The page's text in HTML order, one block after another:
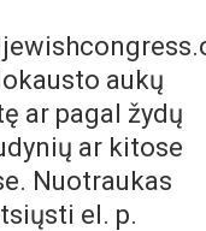
aukų
ar pagal žydų
ar kitose
Nuotraukas
el. p.